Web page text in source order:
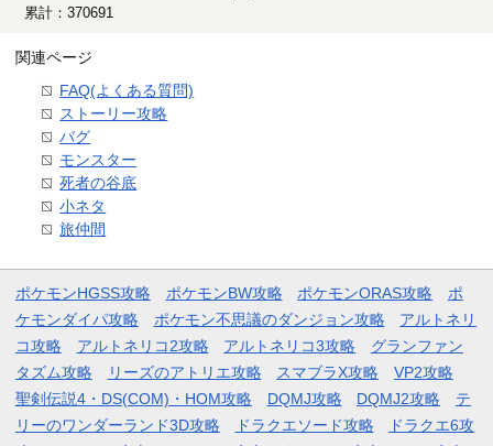
累計：370691
関連ページ
FAQ(よくある質問)
ストーリー攻略
バグ
モンスター
死者の谷底
小ネタ
旅仲間
ポケモンHGSS攻略 ポケモンBW攻略 ポケモンORAS攻略
ポ
ケモンダイパ攻略
ポケモン不思議のダンジョン攻略
アルトネリ
コ攻略
アルトネリコ2攻略 アルトネリコ3攻略
グランファン
タズム攻略
リーズのアトリエ攻略 スマブラX攻略
VP2攻略
聖剣伝説4・DS(COM)・HOM攻略
DQMJ攻略 DQMJ2攻略
テ
リーのワンダーランド3D攻略
ドラクエソード攻略
ドラクエ6攻